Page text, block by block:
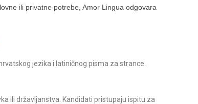
ili privatne potrebe, Amor Lingua odgovara
jezika i latiničnog pisma za strance.
ili državljanstva. Kandidati pristupaju ispitu za